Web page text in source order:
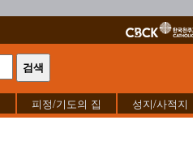
피정/기도의 집 성지/사적지